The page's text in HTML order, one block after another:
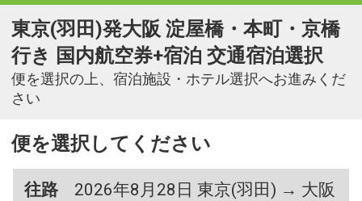
東京(羽田)発大阪 淀屋橋・本町・京橋
行き 国内航空券+宿泊 交通宿泊選択
便を選択の上、宿泊施設・ホテル選択へお進みくだ
さい
便を選択してください
往路
2026年8月28日 東京(羽田) → 大阪